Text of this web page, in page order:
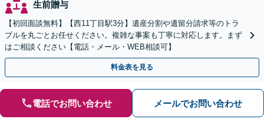
生前贈与
【初回面談無料】【西11丁目駅3分】遺産分割や遺留分請求等のトラ
ブルを丸ごとお任せください。複雑な事案も丁寧に対応します。まず
はご相談ください【電話・メール・WEB相談可】
料金表を見る
電話でお問い合わせ メールでお問い合わせ